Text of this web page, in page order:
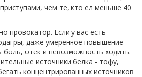
чем те, кто ел меньше 40
провокатор. Если у вас есть
даже умеренное повышение
отек и невозможность ходить.
источники белка - тофу,
концентрированных источников